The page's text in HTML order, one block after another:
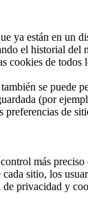
ya están en un
el historial del
cookies de todos
se puede
(por
preferencias de
más preciso
cada sitio, los
privacidad y